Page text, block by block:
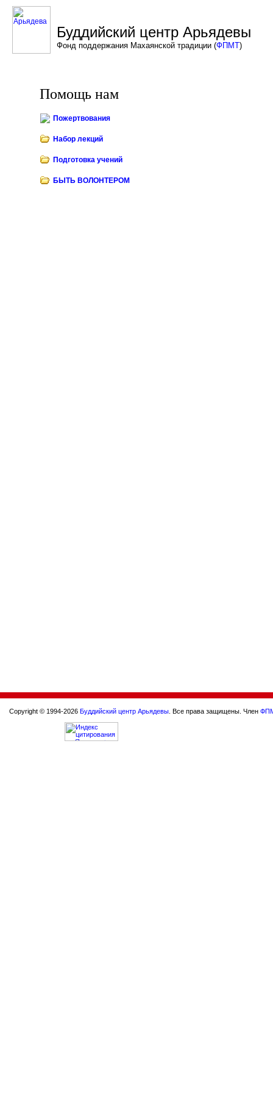
Буддийский центр Арьядевы
Фонд поддержания Махаянской традиции (ФПМТ)
Помощь нам
Пожертвования
Набор лекций
Подготовка учений
БЫТЬ ВОЛОНТЕРОМ
Copyright © 1994-2026 Буддийский центр Арьядевы . Все права защищены. Член